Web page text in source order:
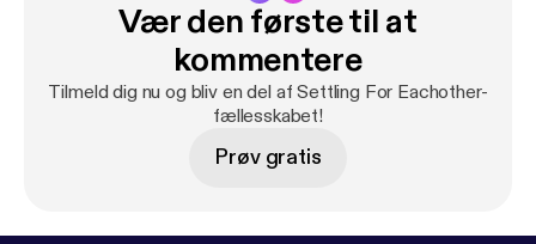
Vær den første til at
kommentere
Tilmeld dig nu og bliv en del af Settling For Eachother-
fællesskabet!
Prøv gratis